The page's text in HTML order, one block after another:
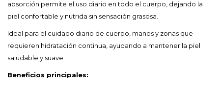
absorción permite el uso diario en todo el cuerpo, dejando la
piel confortable y nutrida sin sensación grasosa.
Ideal para el cuidado diario de cuerpo, manos y zonas que
requieren hidratación continua, ayudando a mantener la piel
saludable y suave.
Beneficios principales: